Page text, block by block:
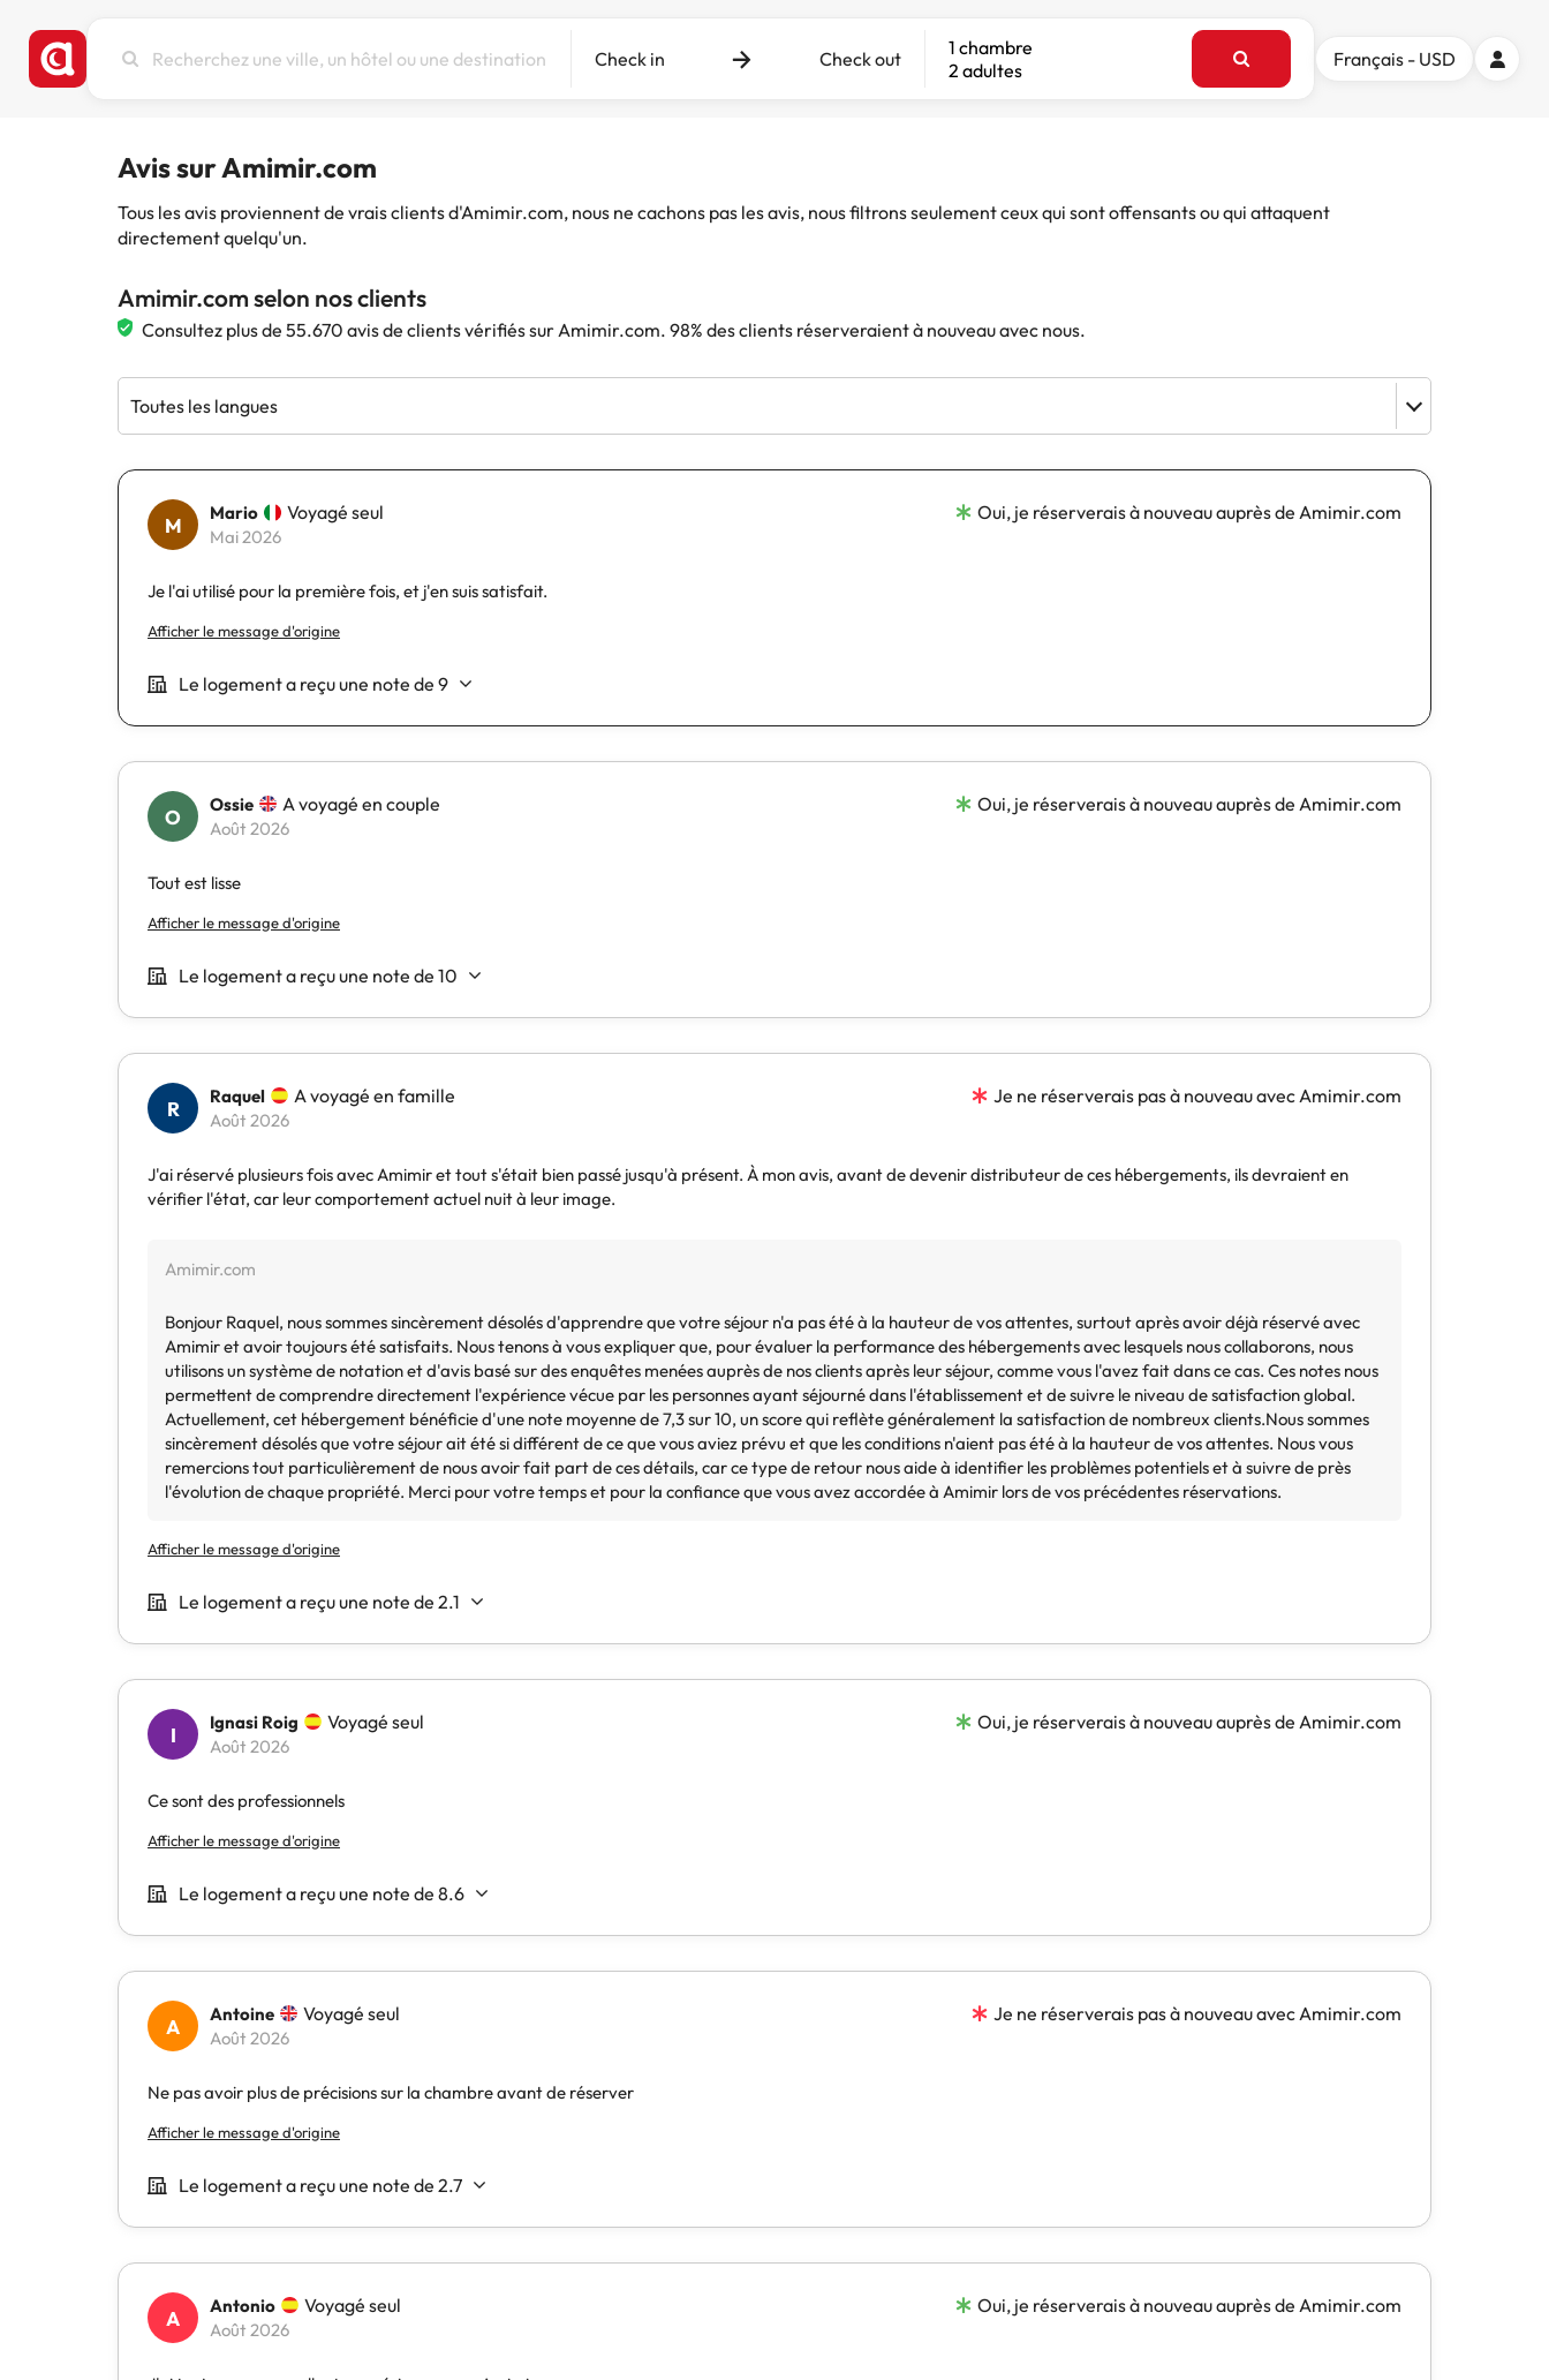
une
ou
destination
Check in Check out
1 chambre
2 adultes
Français - USD
Avis sur Amimir.com
Tous les avis proviennent de vrais clients d'Amimir.com, nous ne cachons pas les avis, nous filtrons seulement ceux qui sont offensants ou qui attaquent
directement quelqu'un.
Amimir.com selon nos clients
Consultez plus de 55.670 avis de clients vérifiés sur Amimir.com. 98% des clients réserveraient à nouveau avec nous.